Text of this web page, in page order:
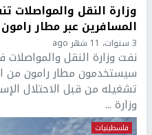
وزارة النقل والمواصلات
المسافرين عبر مطار رامون
3 سنوات، 11 شهر ago
نفت وزارة النقل
سيستخدمون مطار رامون من
تشغيله من قبل الاحتلال
وزارة ...
فلسطينيات